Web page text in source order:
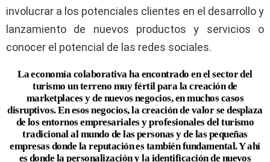
involucrar a los potenciales clientes en el desarrollo y
lanzamiento de nuevos productos y servicios o
conocer el potencial de las redes sociales.
La economía colaborativa ha encontrado en el sector del
turismo un terreno muy fértil para la creación de
marketplaces y de nuevos negocios, en muchos casos
disruptivos. En esos negocios, la creación de valor se desplaza
de los entornos empresariales y profesionales del turismo
tradicional al mundo de las personas y de las pequeñas
empresas donde la reputación es también fundamental. Y ahí
es donde la personalización y la identificación de nuevos